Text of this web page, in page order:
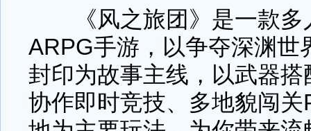
《风之旅团》是一款多
ARPG手游，以争夺深渊世
封印为故事主线，以武器
协作即时竞技、多地貌闯